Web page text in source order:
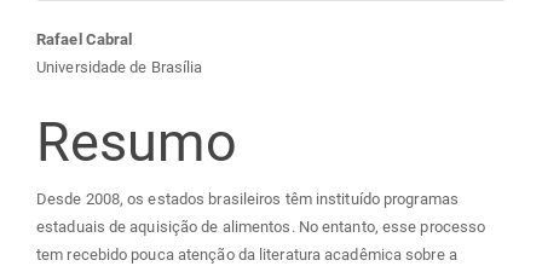
Conteúdo
do
artigo
principal
Rafael Cabral
Universidade de Brasília
Resumo
Desde 2008, os estados brasileiros têm instituído programas
estaduais de aquisição de alimentos. No entanto, esse processo
tem recebido pouca atenção da literatura acadêmica sobre a